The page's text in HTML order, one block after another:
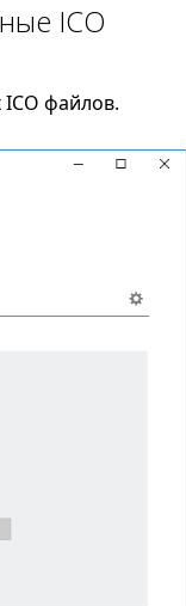
ICO
файлов.